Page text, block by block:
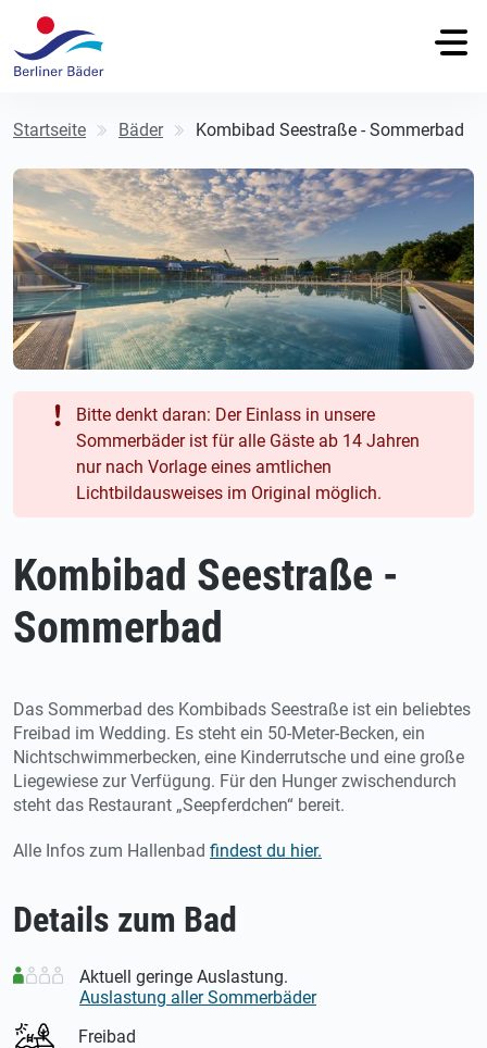
Startseite Bäder Kombibad Seestraße - Sommerbad
Bitte denkt daran: Der Einlass in unsere
Sommerbäder ist für alle Gäste ab 14 Jahren
nur nach Vorlage eines amtlichen
Lichtbildausweises im Original möglich.
Kombibad Seestraße -
Sommerbad
Das Sommerbad des Kombibads Seestraße ist ein beliebtes
Freibad im Wedding. Es steht ein 50-Meter-Becken, ein
Nichtschwimmerbecken, eine Kinderrutsche und eine große
Liegewiese zur Verfügung. Für den Hunger zwischendurch
steht das Restaurant „Seepferdchen“ bereit.
Alle Infos zum Hallenbad findest du hier.
Details zum Bad
Aktuell geringe Auslastung.
Auslastung aller Sommerbäder
Freibad